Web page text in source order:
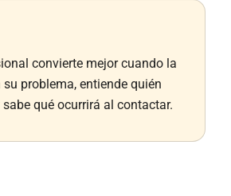
convierte mejor cuando la
problema, entiende quién
qué ocurrirá al contactar.